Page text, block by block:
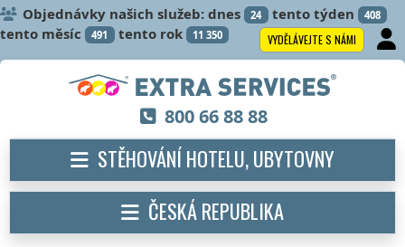
Objednávky našich služeb: dnes 24 tento týden 408
tento měsíc 491 tento rok 11 350 VYDĚLÁVEJTE S NÁMI
800 66 88 88
STĚHOVÁNÍ HOTELU, UBYTOVNY
ČESKÁ REPUBLIKA